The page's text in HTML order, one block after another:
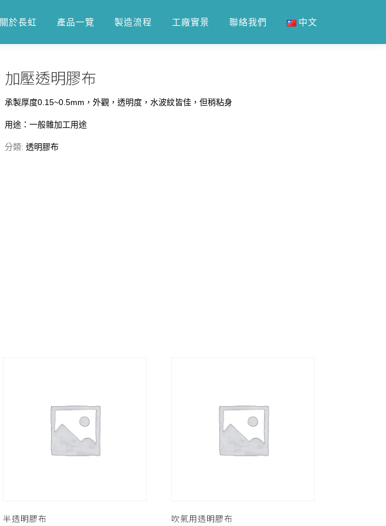
關於長虹 產品一覽 製造流程 工廠實景 聯絡我們 中文
加壓透明膠布
承製厚度0.15~0.5mm，外觀，透明度，水波紋皆佳，但稍粘身
用途：一般雜加工用途
分類:透明膠布
半透明膠布 吹氣用透明膠布